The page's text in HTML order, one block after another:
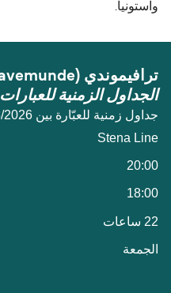
واستونيا.
ترافيموندي (Travemunde) الي ليباجا (Liepaja)
الجداول الزمنية للعبارات
جداول زمنية للعبّارة بين 03/08/2026 و9‏/8‏/2026
Stena Line
20:00
18:00
22 ساعات
الجمعة